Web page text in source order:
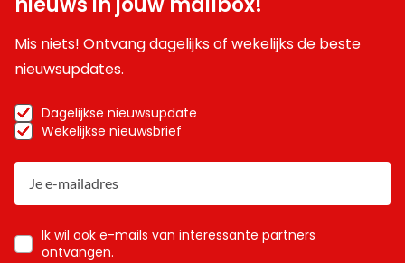
Mis niets! Ontvang dagelijks of wekelijks de beste
nieuwsupdates.
Dagelijkse nieuwsupdate
Wekelijkse nieuwsbrief
Ik wil ook e-mails van interessante partners
ontvangen.